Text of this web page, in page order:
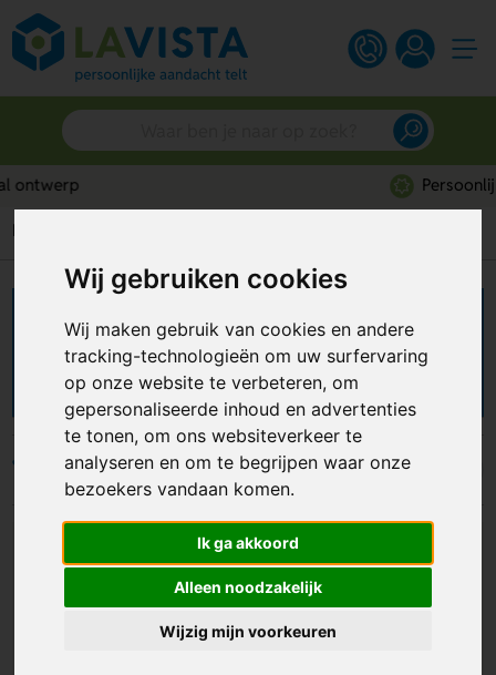
Wij gebruiken cookies
Wij maken gebruik van cookies en andere
tracking-technologieën om uw surfervaring
op onze website te verbeteren, om
gepersonaliseerde inhoud en advertenties
te tonen, om ons websiteverkeer te
analyseren en om te begrijpen waar onze
bezoekers vandaan komen.
Ik ga akkoord
Alleen noodzakelijk
Wijzig mijn voorkeuren
Home
Cocktailprikkers
bedrukken
Filters